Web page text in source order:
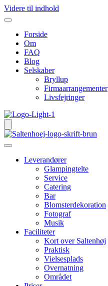
Videre til indhold
Forside
Om
FAQ
Blog
Selskaber
Bryllup
Firmaarrangementer
Livsfejringer
Leverandører
Glampingtelte
Service
Catering
Bar
Blomsterdekoration
Fotograf
Musik
Faciliteter
Kort over Saltenhøj
Praktisk
Vielsesplads
Overnatning
Området